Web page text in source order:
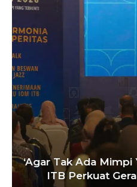
Satukan
Pelatih